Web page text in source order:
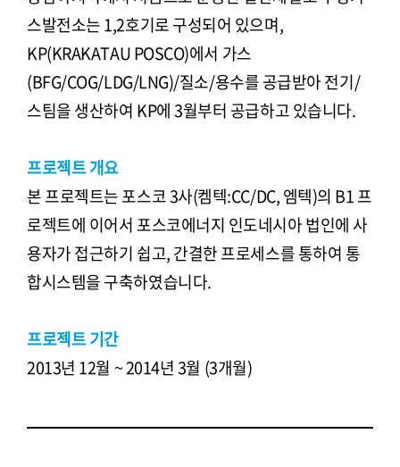
스발전소는 1,2호기로 구성되어 있으며,
KP(KRAKATAU POSCO)에서 가스
(BFG/COG/LDG/LNG)/질소/용수를 공급받아 전기/
스팀을 생산하여 KP에 3월부터 공급하고 있습니다.
프로젝트 개요
본 프로젝트는 포스코 3사(켐텍:CC/DC, 엠텍)의 B1 프
로젝트에 이어서 포스코에너지 인도네시아 법인에 사
용자가 접근하기 쉽고, 간결한 프로세스를 통하여 통
합시스템을 구축하였습니다.
프로젝트 기간
2013년 12월 ~ 2014년 3월 (3개월)